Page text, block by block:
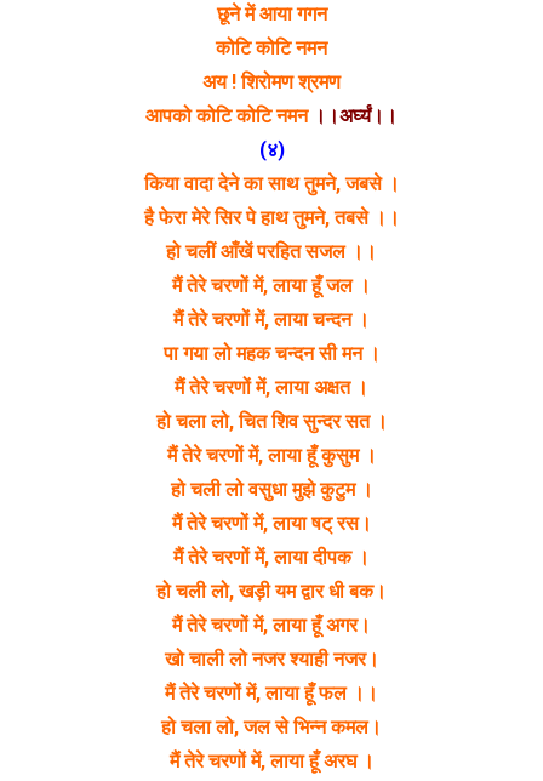
छूने में आया गगन
कोटि कोटि नमन
अय ! शिरोमण श्रमण
आपको कोटि कोटि नमन।।अर्घ्यं।।
(४)
किया वादा देने का साथ तुमने, जबसे ।
है फेरा मेरे सिर पे हाथ तुमने, तबसे ।।
हो चलीं आँखें परहित सजल ।।
मैं तेरे चरणों में, लाया हूँ जल ।
मैं तेरे चरणों में, लाया चन्दन ।
पा गया लो महक चन्दन सी मन ।
मैं तेरे चरणों में, लाया अक्षत ।
हो चला लो, चित शिव सुन्दर सत ।
मैं तेरे चरणों में, लाया हूँ कुसुम ।
हो चली लो वसुधा मुझे कुटुम ।
मैं तेरे चरणों में, लाया षट् रस।
मैं तेरे चरणों में, लाया दीपक ।
हो चली लो, खड़ी यम द्वार धी बक।
मैं तेरे चरणों में, लाया हूँ अगर।
खो चाली लो नजर श्याही नजर।
मैं तेरे चरणों में, लाया हूँ फल ।।
हो चला लो, जल से भिन्न कमल।
मैं तेरे चरणों में, लाया हूँ अरघ ।